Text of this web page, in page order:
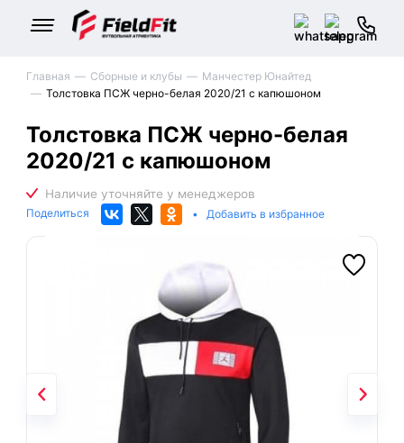
Главная Сборные и клубы
Манчестер Юнайтед
Толстовка ПСЖ черно-белая 2020/21 с капюшоном
Толстовка ПСЖ черно-белая
2020/21 с капюшоном
Поделиться • Добавить в избранное